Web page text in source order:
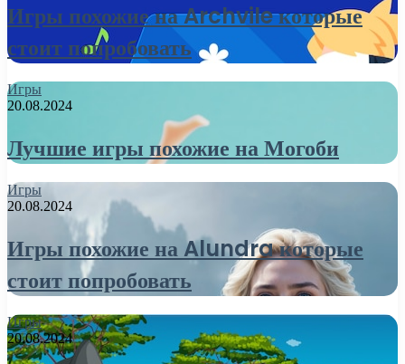
Игры похожие на Archvile которые
стоит попробовать
Игры
20.08.2024
Лучшие игры похожие на Могоби
Игры
20.08.2024
Игры похожие на Alundra которые
стоит попробовать
Игры
20.08.2024